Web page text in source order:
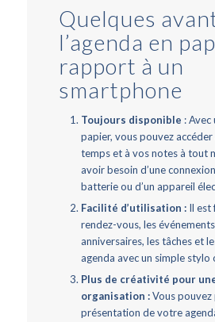
Quelques
l’agenda en
rapport à un
smartphone
Toujours disponible : Avec
papier, vous pouvez
temps et à vos notes à tout
avoir besoin d’une
batterie ou d’un appareil
Facilité d’utilisation : Il est
rendez-vous, les
anniversaires, les tâches et
agenda avec un simple stylo
Plus de créativité pour
organisation :Vous pouvez
présentation de votre